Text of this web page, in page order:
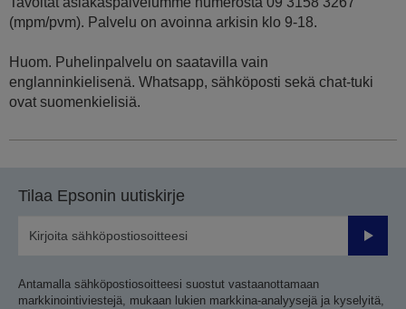
(mpm/pvm). Palvelu on avoinna arkisin klo 9-18.
Huom. Puhelinpalvelu on saatavilla vain
englanninkielisenä. Whatsapp, sähköposti sekä chat-tuki
ovat suomenkielisiä.
Tilaa Epsonin uutiskirje
Lähetä
Antamalla sähköpostiosoitteesi suostut vastaanottamaan
markkinointiviestejä, mukaan lukien markkina-analyysejä ja kyselyitä,